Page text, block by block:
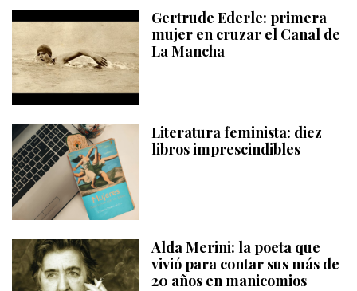
Gertrude Ederle: primera
mujer en cruzar el Canal de
La Mancha
Literatura feminista: diez
libros imprescindibles
Alda Merini: la poeta que
vivió para contar sus más de
20 años en manicomios